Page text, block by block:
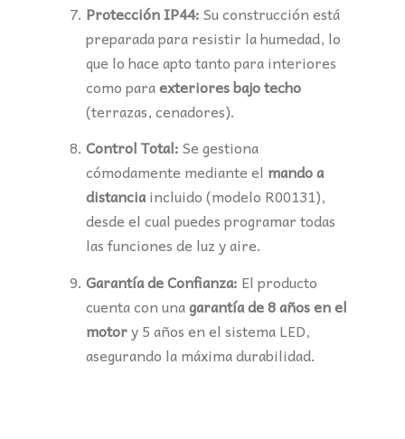
Protección IP44:Su construcción está
preparada para resistir la humedad, lo
que lo hace apto tanto para interiores
como paraexteriores bajo techo
(terrazas, cenadores).
Control Total:Se gestiona
cómodamente mediante el mando a
distanciaincluido (modelo R00131),
desde el cual puedes programar todas
las funciones de luz y aire.
Garantía de Confianza: El producto
cuenta con unagarantía de 8 años en el
motory 5 años en el sistema LED,
asegurando la máxima durabilidad.